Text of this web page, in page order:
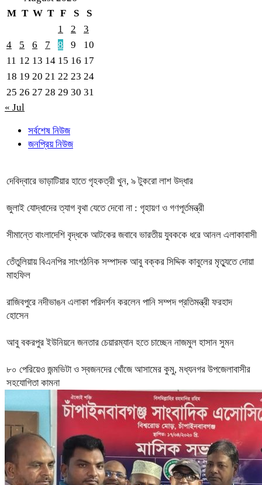
M T W T F S
S
1
2
3
4
5 6 7 8 9
10
11 12 13 14 15 16 17
18 19 20 21 22 23 24
25 26 27 28 29 30 31
« Jul
সর্বশেষ নিউজ
জনপ্রিয় নিউজ
দেবিদ্বারে ভাড়াটিয়ার হাতে গৃহকত্রী খুন, ৯ টুকরো লাশ উদ্ধার
জুলাই যোদ্ধাদের ত্যাগ বৃথা যেতে দেবো না : গৃহায়ণ ও গণপূর্তমন্ত্রী
সীমান্তে বাংলাদেশি বৃদ্ধকে আটকের জবাবে ভারতীয় যুবককে ধরে আনল এলাকাবাসী
তেঁতুলিয়ায় বিএনপির সাংগঠনিক সম্পাদক আবু বক্কর সিদ্দিক কাবুলের মৃত্যুতে দোয়া
মাহফিল
রাজিবপুরে নদীভাঙন এলাকা পরিদর্শন করলেন পানি সম্পদ প্রতিমন্ত্রী ফরহাদ
হোসেন
আবু বকরপুর ইউনিয়নে জনতার চেয়ারম্যান হতে চাচ্ছেন নাজমুল হাসান সুমন
৮০ পেরিয়েও জন্মভিটা ও স্বজনদের খোঁজে আসামের কুমু, মধ্যনগর উপজেলাবাসীর
সহযোগিতা কামনা